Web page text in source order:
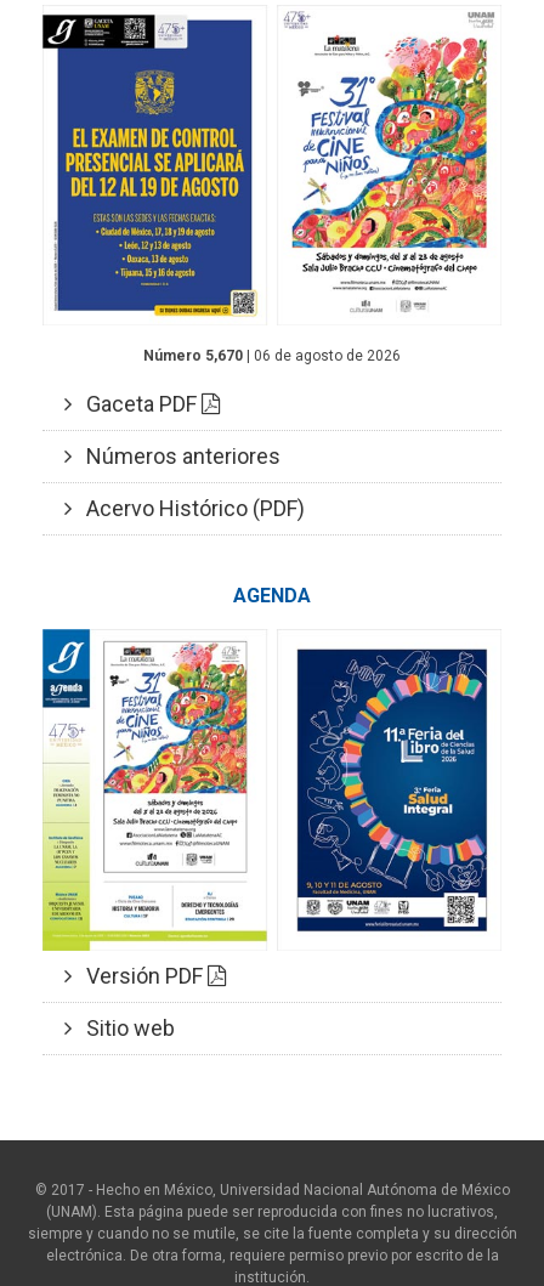
Número 5,670 | 06 de agosto de 2026
Gaceta PDF
Números anteriores
Acervo Histórico (PDF)
AGENDA
Versión PDF
Sitio web
© 2017 - Hecho en México, Universidad Nacional Autónoma de México
(UNAM). Esta página puede ser reproducida con fines no lucrativos,
siempre y cuando no se mutile, se cite la fuente completa y su dirección
electrónica. De otra forma, requiere permiso previo por escrito de la
institución.